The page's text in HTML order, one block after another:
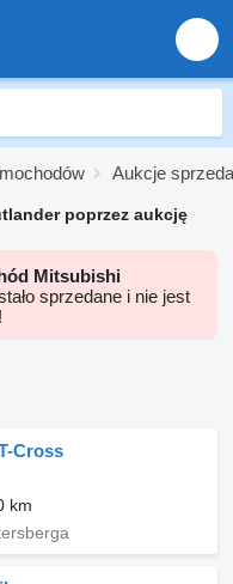
Aukcje
poprzez aukcję
Mitsubishi
sprzedane i nie jest
Cross
km